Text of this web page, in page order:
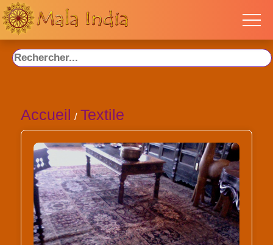
Accueil / Textile